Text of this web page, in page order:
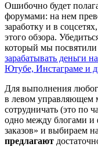
Ошибочно будет
форумами: на нем
заработку и в
этого обзора.
который мы
зарабатывать деньги
Ютубе, Инстаграме и
Для выполнения
в левом управляющем
сотрудничать (это по
одно между блогами и
заказов» и выбираем
предлагают